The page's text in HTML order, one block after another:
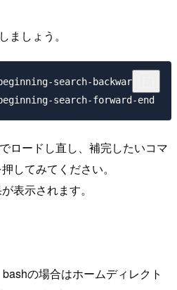
ましょう。
search-backward-end
ロードし直し、補完したいコマ
してみてください。
表示されます。
の場合はホームディレクト